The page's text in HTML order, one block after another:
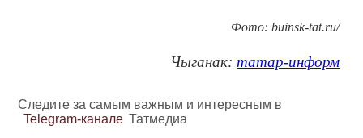
Фото: buinsk-tat.ru/
Чыганак: татар-информ
Следите за самым важным и интересным в
Telegram-канале Татмедиа